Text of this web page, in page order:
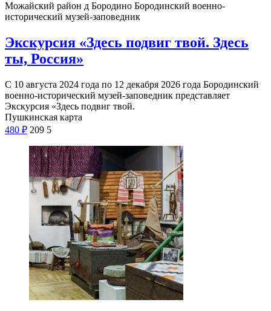
Можайский район д Бородино Бородинский военно-
исторический музей-заповедник
Экскурсия «Здесь подвиг твой. Здесь
ты, Россия»
С 10 августа 2024 года по 12 декабря 2026 года Бородинский
военно-исторический музей-заповедник представляет
Экскурсия «Здесь подвиг твой.
Пушкинская карта
480 ₽ 209 5